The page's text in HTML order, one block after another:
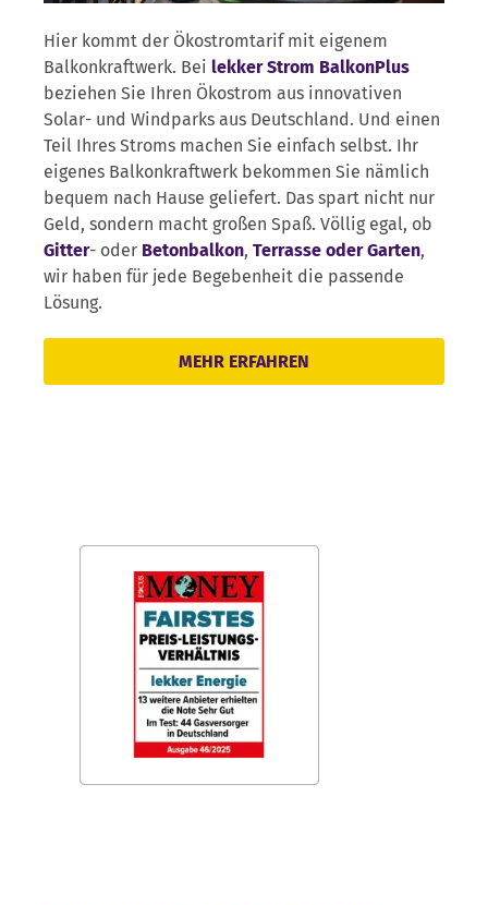
Hier kommt der Ökostromtarif mit eigenem
Balkonkraftwerk. Bei lekker Strom BalkonPlus
beziehen Sie Ihren Ökostrom aus innovativen
Solar- und Windparks aus Deutschland. Und einen
Teil Ihres Stroms machen Sie einfach selbst. Ihr
eigenes Balkonkraftwerk bekommen Sie nämlich
bequem nach Hause geliefert. Das spart nicht nur
Geld, sondern macht großen Spaß. Völlig egal, ob
Gitter- oder Betonbalkon, Terrasse oder Garten,
wir haben für jede Begebenheit die passende
Lösung.
MEHR ERFAHREN